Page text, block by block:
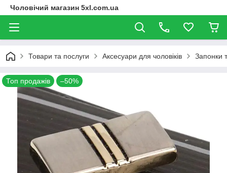
Чоловічий магазин 5xl.com.ua
Товари та послуги Аксесуари для чоловіків Запонки
Топ продажів –50%